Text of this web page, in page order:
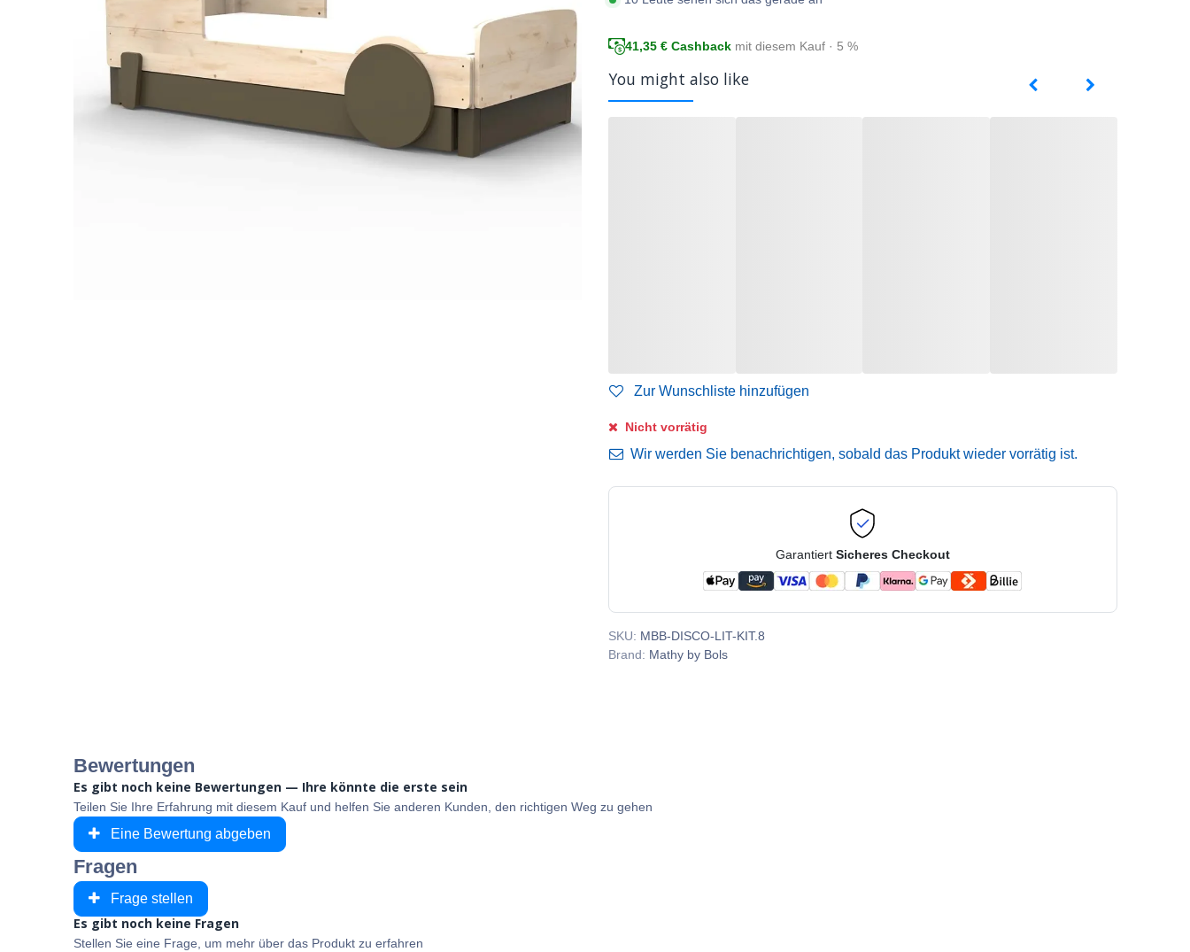
41,35 € Cashback mit diesem Kauf · 5 %
You might also like
Zur Wunschliste hinzufügen
Nicht vorrätig
Wir werden Sie benachrichtigen, sobald das Produkt wieder vorrätig ist.
Garantiert Sicheres Checkout
SKU: MBB-DISCO-LIT-KIT.8
Brand: Mathy by Bols
Bewertungen
Es gibt noch keine Bewertungen — Ihre könnte die erste sein
Teilen Sie Ihre Erfahrung mit diesem Kauf und helfen Sie anderen Kunden, den richtigen Weg zu gehen
Eine Bewertung abgeben
Fragen
Frage stellen
Es gibt noch keine Fragen
Stellen Sie eine Frage, um mehr über das Produkt zu erfahren